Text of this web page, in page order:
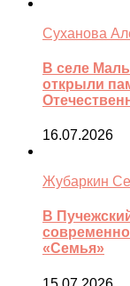
Суханова
В селе
открыли
16.07.2026
Жубаркин
В
«Семья»